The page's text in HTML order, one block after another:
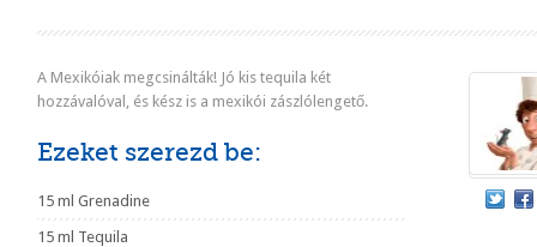
A Mexikóiak megcsinálták! Jó kis tequila két
hozzávalóval, és kész is a mexikói zászlólengető.
Ezeket szerezd be:
15 ml Grenadine
15 ml Tequila